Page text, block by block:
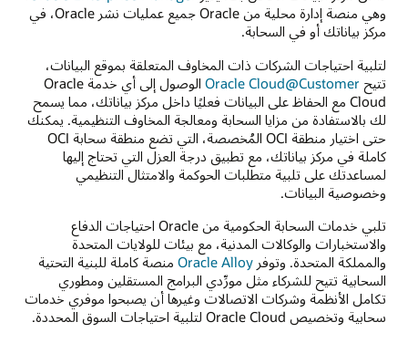
وهي منصة إدارة محلية من Oracle جميع عمليات نشر Oracle، في
مركز بياناتك أو في السحابة.
لتلبية احتياجات الشركات ذات المخاوف المتعلقة بموقع البيانات،
تتيح Oracle Cloud@Customer
الوصول إلى أي خدمة Oracle
Cloud مع الحفاظ على البيانات فعليًا داخل مركز بياناتك، مما يسمح
لك بالاستفادة من مزايا السحابة ومعالجة المخاوف التنظيمية. يمكنك
حتى اختيار منطقة OCI المُخصصة، التي تضع منطقة سحابة OCI
كاملة في مركز بياناتك، مع تطبيق درجة العزل التي تحتاج إليها
لمساعدتك على تلبية متطلبات الحوكمة والامتثال التنظيمي
وخصوصية البيانات.
تلبي خدمات السحابة الحكومية من Oracle احتياجات الدفاع
والاستخبارات والوكالات المدنية، مع بيئات للولايات المتحدة
والمملكة المتحدة. وتوفر Oracle Alloy منصة كاملة للبنية التحتية
السحابية تتيح للشركاء مثل مورِّدي البرامج المستقلين ومطوري
تكامل الأنظمة وشركات الاتصالات وغيرها أن يصبحوا موفري خدمات
سحابية وتخصيص Oracle Cloud لتلبية احتياجات السوق المحددة.